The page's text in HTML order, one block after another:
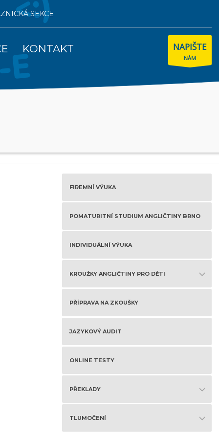
SEKCE
KONTAKT NAPIŠTE
NÁM
FIREMNÍ VÝUKA
POMATURITNÍ STUDIUM ANGLIČTINY BRNO
INDIVIDUÁLNÍ VÝUKA
KROUŽKY ANGLIČTINY PRO DĚTI
PŘÍPRAVA NA ZKOUŠKY
JAZYKOVÝ AUDIT
ONLINE TESTY
PŘEKLADY
TLUMOČENÍ